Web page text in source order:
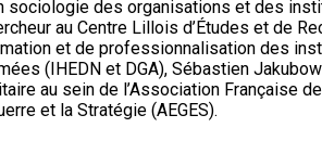
des organisations et des
au Centre Lillois d’Études et de
et de professionnalisation des
(IHEDN et DGA), Sébastien
au sein de l’Association Française
et la Stratégie (AEGES).